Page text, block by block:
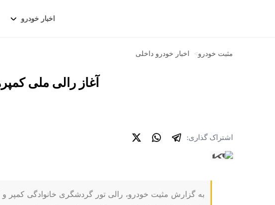
اخبار خودرو
مثبت خودرو> اخبار خودرو داخلی
آغاز رالی ملی
اشتراک گذاری:
به گزارش مثیت خودرو، رالی تور گردشگری خانوادگی کمپر